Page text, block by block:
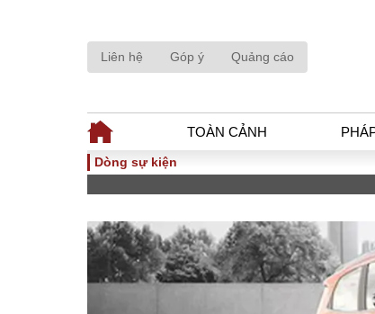
Liên hệ Góp ý Quảng cáo
TOÀN CẢNH
TOÀN CẢNH
Tiêu điểm
Chính sách
Sự kiện
luật
Dòng sự kiện